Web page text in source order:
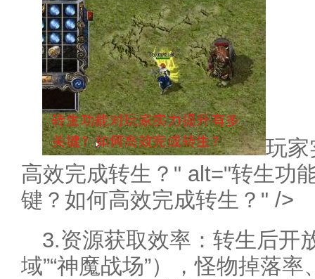
玩家
高效完成转生？" alt="转生功
键？如何高效完成转生？" />
3.资源获取效率：转生后开
域”“神魔战场”），怪物掉落